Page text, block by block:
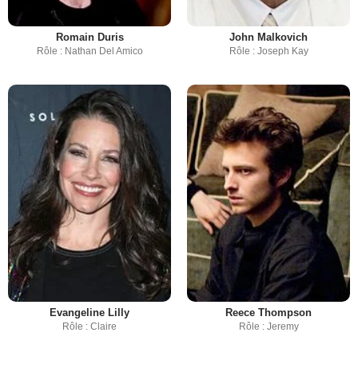
Romain Duris
Rôle : Nathan Del Amico
John Malkovich
Rôle : Joseph Kay
Evangeline Lilly
Rôle : Claire
Reece Thompson
Rôle : Jeremy